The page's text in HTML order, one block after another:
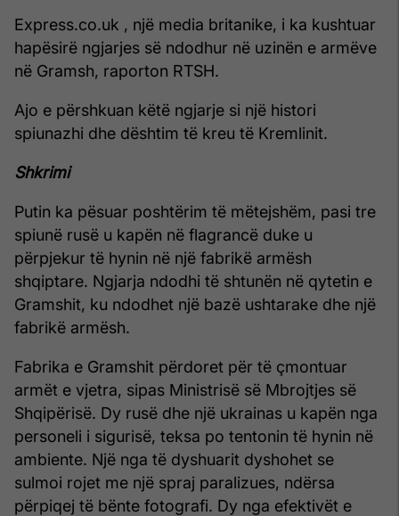
Express.co.uk , një media britanike, i ka kushtuar
hapësirë ngjarjes së ndodhur në uzinën e armëve
në Gramsh, raporton RTSH.
Ajo e përshkuan këtë ngjarje si një histori
spiunazhi dhe dështim të kreu të Kremlinit.
Shkrimi
Putin ka pësuar poshtërim të mëtejshëm, pasi tre
spiunë rusë u kapën në flagrancë duke u
përpjekur të hynin në një fabrikë armësh
shqiptare. Ngjarja ndodhi të shtunën në qytetin e
Gramshit, ku ndodhet një bazë ushtarake dhe një
fabrikë armësh.
Fabrika e Gramshit përdoret për të çmontuar
armët e vjetra, sipas Ministrisë së Mbrojtjes së
Shqipërisë. Dy rusë dhe një ukrainas u kapën nga
personeli i sigurisë, teksa po tentonin të hynin në
ambiente. Një nga të dyshuarit dyshohet se
sulmoi rojet me një spraj paralizues, ndërsa
përpiqej të bënte fotografi. Dy nga efektivët e